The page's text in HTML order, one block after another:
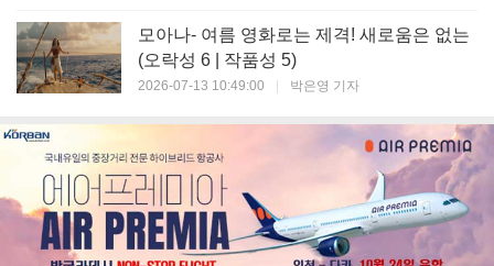
모아나- 여름 영화로는 제격! 새로움은 없는
(오락성 6 | 작품성 5)
2026-07-13 10:49:00 박은영 기자